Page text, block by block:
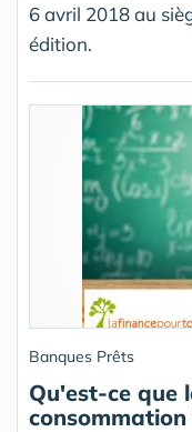
6 avril 2018 au
édition.
Banques Prêts
Qu'est-ce que
consommation